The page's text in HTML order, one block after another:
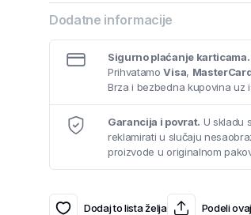
Dodatne informacije
Sigurno plaćanje karticama.
PrihvatamoVisa,
Brza i bezbedna kupovina uz
Garancija i povrat. U skladu
reklamirati u slučaju
proizvode u originalnom
Dodaj to lista želja Podeli